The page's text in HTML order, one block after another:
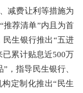
减费让利等措施为
推荐清单”内且为首
民生银行推出“五进
已累计贴息近500万
，指导民生银行、
定制化推出“民生